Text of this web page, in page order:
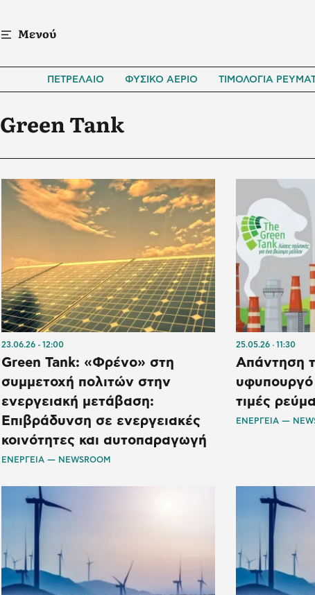
Μενού
ΠΕΤΡΕΛΑΙΟ ΦΥΣΙΚΟ ΑΕΡΙΟ ΤΙΜΟΛΟΓΙΑ
Green Tank
23.06.26 12:00
Green Tank: «Φρένο» στη
συμμετοχή πολιτών στην
ενεργειακή μετάβαση:
Επιβράδυνση σε ενεργειακές
κοινότητες και αυτοπαραγωγή
ΕΝΕΡΓΕΙΑ — NEWSROOM
25.05.26 11:30
Απάντηση
υφυπουργό
τιμές
ΕΝΕΡΓΕΙΑ —